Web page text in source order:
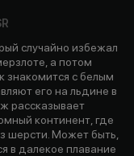
случайно избежал
а потом
знакомится с белым
его на льдине в
рассказывает
континент, где
шерсти. Может быть,
в далекое плавание